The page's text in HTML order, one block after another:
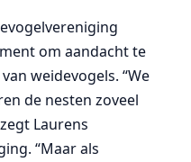
om aandacht te
weidevogels. “We
de nesten zoveel
Laurens
“Maar als